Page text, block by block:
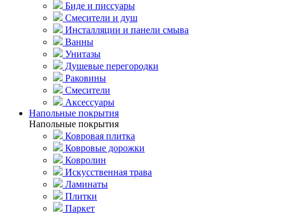
Биде и писсуары
Смесители и душ
Инсталляции и панели смыва
Ванны
Унитазы
Душевые перегородки
Раковины
Смесители
Аксессуары
Напольные покрытия
Напольные покрытия
Ковровая плитка
Ковровые дорожки
Ковролин
Искусственная трава
Ламинаты
Плитки
Паркет